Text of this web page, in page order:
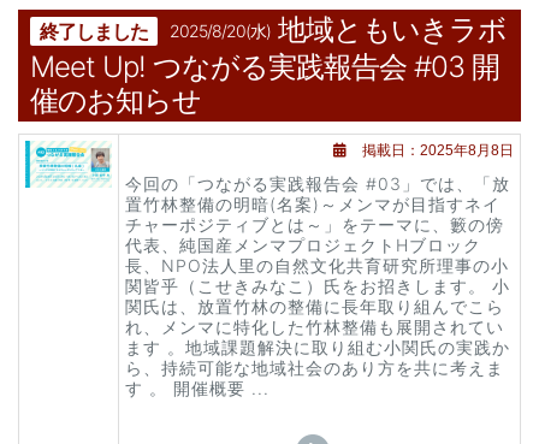
終了しました 2025/8/20(水) 地域ともいきラボ
Meet Up! つながる実践報告会 #03 開
催のお知らせ
掲載日：2025年8月8日
今回の「つながる実践報告会 #03」では、「放
置竹林整備の明暗(名案)～メンマが目指すネイ
チャーポジティブとは～」をテーマに、籔の傍
代表、純国産メンマプロジェクトHブロック
長、NPO法人里の自然文化共育研究所理事の小
関皆乎（こせきみなこ）氏をお招きします。 小
関氏は、放置竹林の整備に長年取り組んでこら
れ、メンマに特化した竹林整備も展開されてい
ます 。地域課題解決に取り組む小関氏の実践か
ら、持続可能な地域社会のあり方を共に考えま
す 。 開催概要 ...